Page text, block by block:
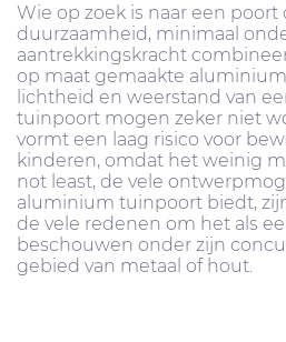
Wie op zoek is naar een poort
duurzaamheid, minimaal
aantrekkingskracht
op maat gemaakte
lichtheid en weerstand van
tuinpoort mogen zeker niet
vormt een laag risico voor
kinderen, omdat het weinig
not least, de vele
aluminium tuinpoort biedt,
de vele redenen om het als
beschouwen onder zijn
gebied van metaal of hout.